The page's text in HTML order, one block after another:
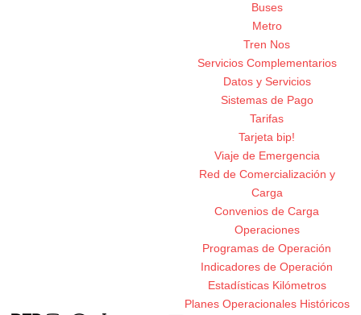
Buses
Metro
Tren Nos
Servicios Complementarios
Datos y Servicios
Sistemas de Pago
Tarifas
Tarjeta bip!
Viaje de Emergencia
Red de Comercialización y
Carga
Convenios de Carga
Operaciones
Programas de Operación
Indicadores de Operación
Estadísticas Kilómetros
Planes Operacionales Históricos